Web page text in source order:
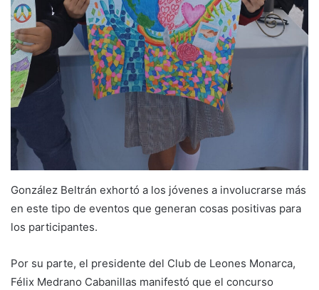
González Beltrán exhortó a los jóvenes a involucrarse más
en este tipo de eventos que generan cosas positivas para
los participantes.
Por su parte, el presidente del Club de Leones Monarca,
Félix Medrano Cabanillas manifestó que el concurso